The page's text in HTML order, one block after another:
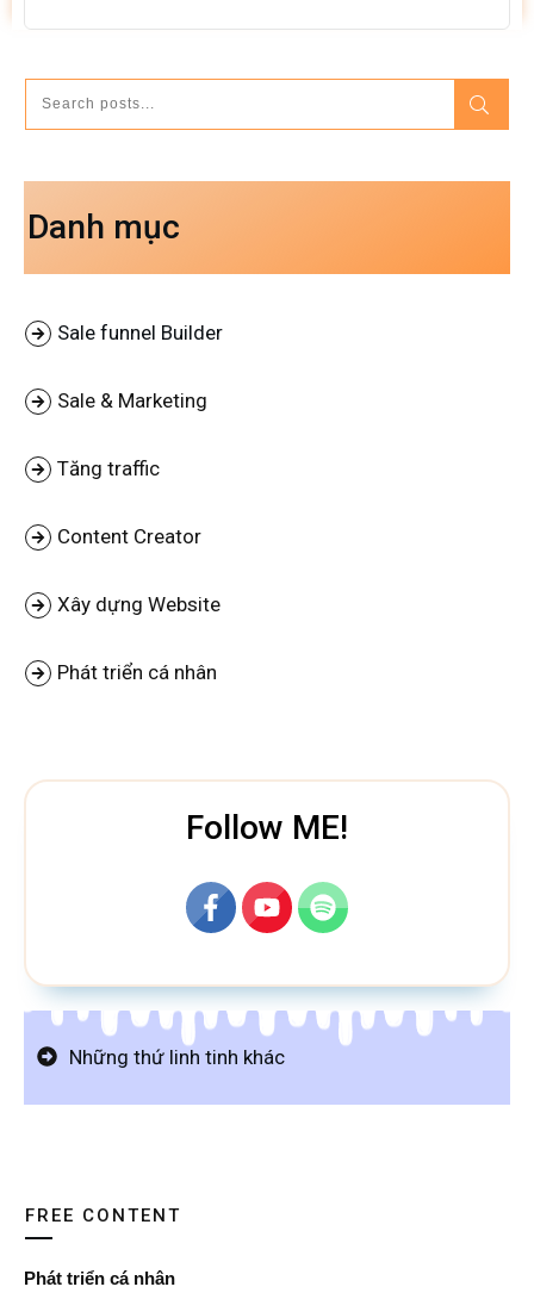
Danh mục
Sale funnel Builder
Sale & Marketing
Tăng traffic
Content Creator
Xây dựng Website
Phát triển cá nhân
Follow ME!
Những thứ linh tinh khác
FREE CONTENT
Phát triển cá nhân